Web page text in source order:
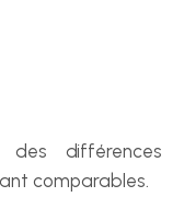
des différences
comparables.